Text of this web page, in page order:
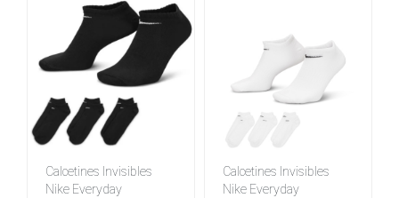
Calcetines Invisibles
Nike Everyday
Calcetines Invisibles
Nike Everyday